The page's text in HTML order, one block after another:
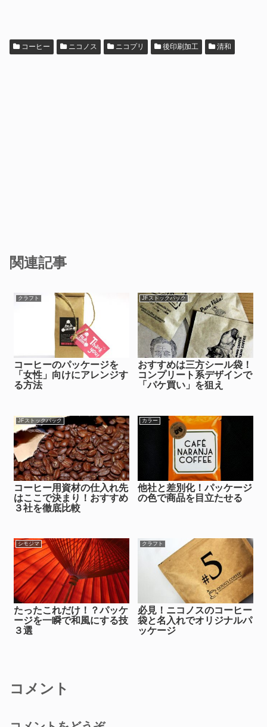
コーヒー ニコノス ニコプリ 後印刷加工 清和
関連記事
クラフト
コーヒーのパッケージを
「女性」向けにアレンジす
る方法
JFストックパック
おすすめは三方シール袋！
コンプリート系デザインで
「パケ買い」を狙え
JFストックパック
コーヒー用資材の仕入れ先
はここで決まり！おすすめ
３社を徹底比較
カラー
他社と差別化！パッケージ
の色で商品を目立たせる
シモジマ
たったこれだけ！？パッケ
ージを一瞬で和風にする技
３選
クラフト
必見！ニコノスのコーヒー
袋と名入れでオリジナルパ
ッケージ
コメント